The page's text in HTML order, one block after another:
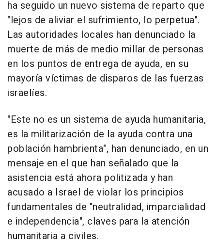
ha seguido un nuevo sistema de reparto que
"lejos de aliviar el sufrimiento, lo perpetua".
Las autoridades locales han denunciado la
muerte de más de medio millar de personas
en los puntos de entrega de ayuda, en su
mayoría víctimas de disparos de las fuerzas
israelíes.
"Este no es un sistema de ayuda humanitaria,
es la militarización de la ayuda contra una
población hambrienta", han denunciado, en un
mensaje en el que han señalado que la
asistencia está ahora politizada y han
acusado a Israel de violar los principios
fundamentales de "neutralidad, imparcialidad
e independencia", claves para la atención
humanitaria a civiles.